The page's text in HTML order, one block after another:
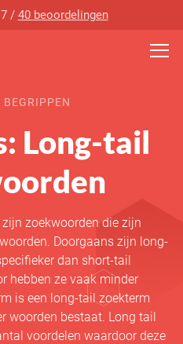
/ 40 beoordelingen
BEGRIPPEN
Long-tail
zoekwoorden die zijn
Doorgaans zijn long-
dan short-tail
hebben ze vaak minder
is een long-tail zoekterm
woorden bestaat. Long tail
voordelen waardoor deze